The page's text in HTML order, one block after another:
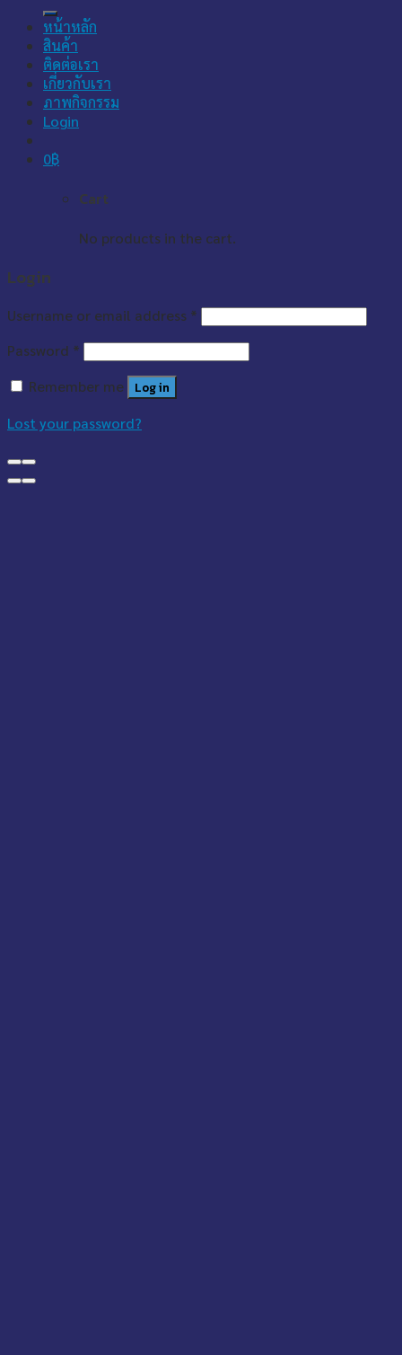
หน้าหลัก
สินค้า
ติดต่อเรา
เกี่ยวกับเรา
ภาพกิจกรรม
Login
0฿
Cart
No products in the cart.
Login
Username or email address *
Password *
Remember me
Log in
Lost your password?